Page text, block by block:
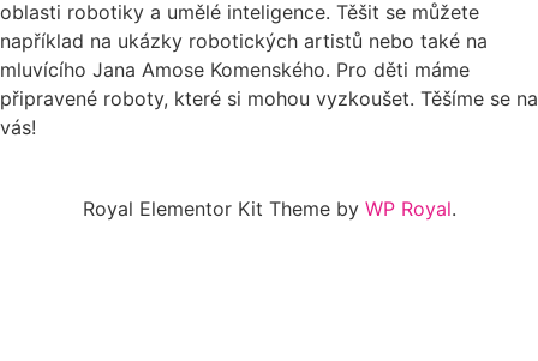
oblasti robotiky a umělé inteligence. Těšit se můžete
například na ukázky robotických artistů nebo také na
mluvícího Jana Amose Komenského. Pro děti máme
připravené roboty, které si mohou vyzkoušet. Těšíme se na
vás!
Royal Elementor Kit Theme by WP Royal.